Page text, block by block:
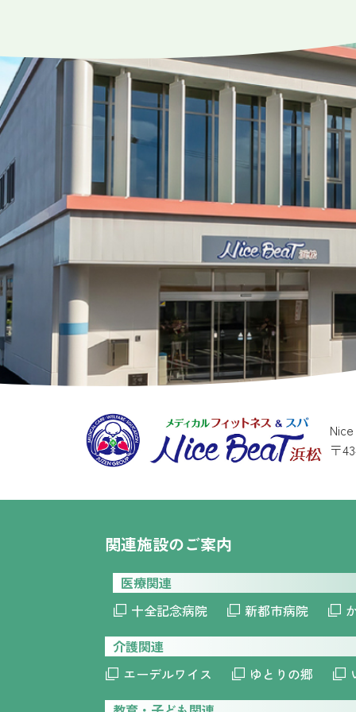
〒
関連施設のご案内
医療関連
十全記念病院
新都市病院
介護関連
エーデルワイス
ゆとりの郷